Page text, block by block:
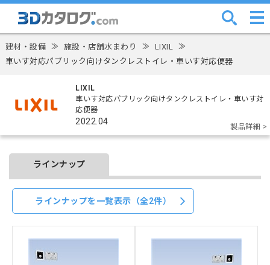
建材・設備 ≫ 施設・店舗水まわり ≫ LIXIL ≫
車いす対応パブリック向けタンクレストイレ・車いす対応便器
LIXIL
車いす対応パブリック向けタンクレストイレ・車いす対
応便器
2022.04
製品詳細 >
ラインナップ
ラインナップを一覧表示（全2件）